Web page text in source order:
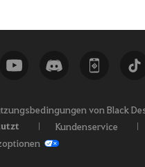
von Black
Kundenservice